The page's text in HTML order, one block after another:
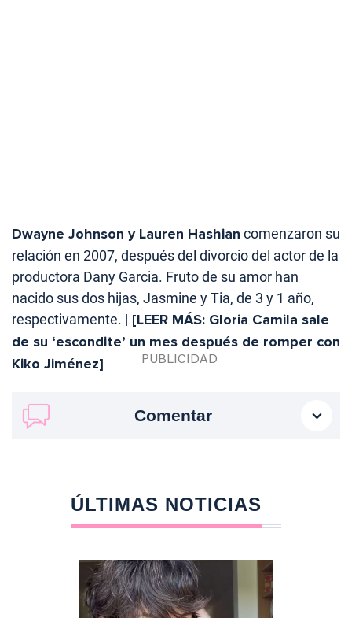
Dwayne Johnson y Lauren Hashian comenzaron su
relación en 2007, después del divorcio del actor de la
productora Dany Garcia. Fruto de su amor han
nacido sus dos hijas, Jasmine y Tia, de 3 y 1 año,
respectivamente. | [LEER MÁS: Gloria Camila sale
de su ‘escondite’ un mes después de romper con
Kiko Jiménez]
Comentar
ÚLTIMAS NOTICIAS